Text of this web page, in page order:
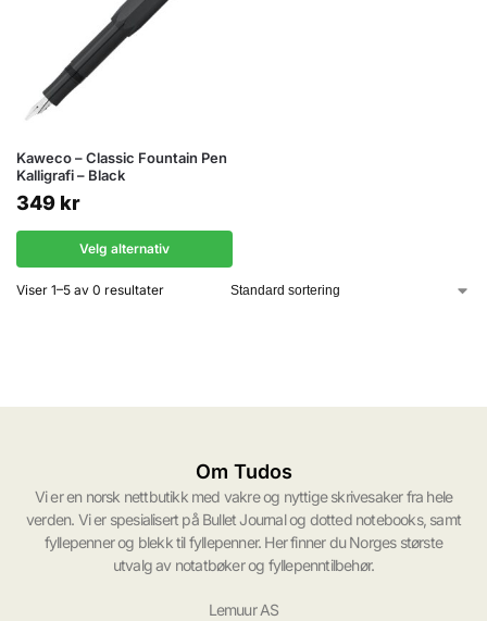
Kaweco – Classic Fountain Pen
Kalligrafi – Black
349 kr
Velg alternativ
Viser 1–5 av 0 resultater
Om Tudos
Vi er en norsk nettbutikk med vakre og nyttige skrivesaker fra hele
verden. Vi er spesialisert på Bullet Journal og dotted notebooks, samt
fyllepenner og blekk til fyllepenner. Her finner du Norges største
utvalg av notatbøker og fyllepenntilbehør.
Lemuur AS